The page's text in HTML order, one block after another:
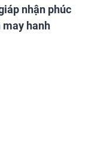
nhận phúc
may hanh